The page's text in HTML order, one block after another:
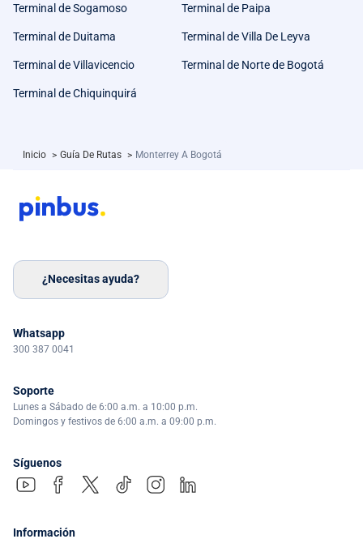
Terminal de Sogamoso Terminal de Paipa
Terminal de Duitama Terminal de Villa De Leyva
Terminal de Villavicencio Terminal de Norte de Bogotá
Terminal de Chiquinquirá
Inicio > Guía De Rutas > Monterrey A Bogotá
¿Necesitas ayuda?
Whatsapp
300 387 0041
Soporte
Lunes a Sábado de 6:00 a.m. a 10:00 p.m.
Domingos y festivos de 6:00 a.m. a 09:00 p.m.
Síguenos
Información